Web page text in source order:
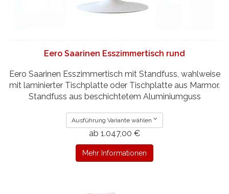
Eero Saarinen Esszimmertisch rund
Eero Saarinen Esszimmertisch mit Standfuss, wahlweise
mit laminierter Tischplatte oder Tischplatte aus Marmor.
Standfuss aus beschichtetem Aluminiumguss
Ausführung Variante wählen
ab 1.047,00 €
Mehr Informationen